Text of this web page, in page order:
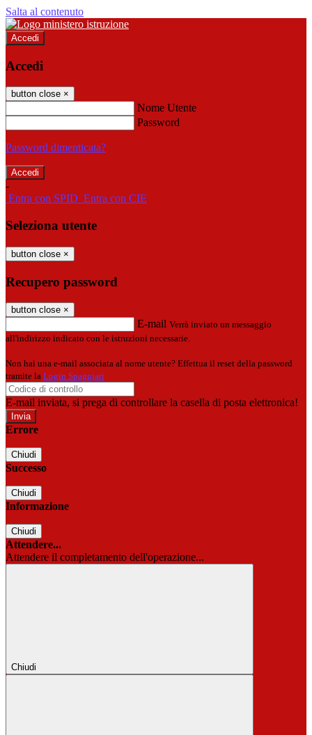
Salta al contenuto
Accedi
Accedi
button close ×
Nome Utente
Password
Password dimenticata?
-
Entra con SPID Entra con CIE
Seleziona utente
button close ×
Recupero password
button close ×
E-mail Verrà inviato un messaggio
all'indirizzo indicato con le istruzioni necessarie.
Non hai una e-mail associata al nome utente? Effettua il reset della password
tramite la Login Spaggiari
E-mail inviata, si prega di controllare la casella di posta elettronica!
Errore
Chiudi
Successo
Chiudi
Informazione
Chiudi
Attendere...
Attendere il completamento dell'operazione...
Chiudi